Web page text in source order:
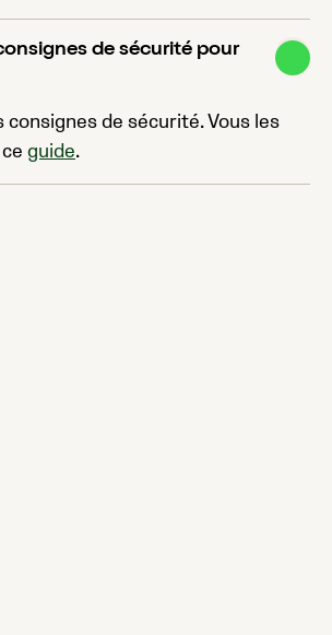
de sécurité pour
consignes de sécurité. Vous les
guide.